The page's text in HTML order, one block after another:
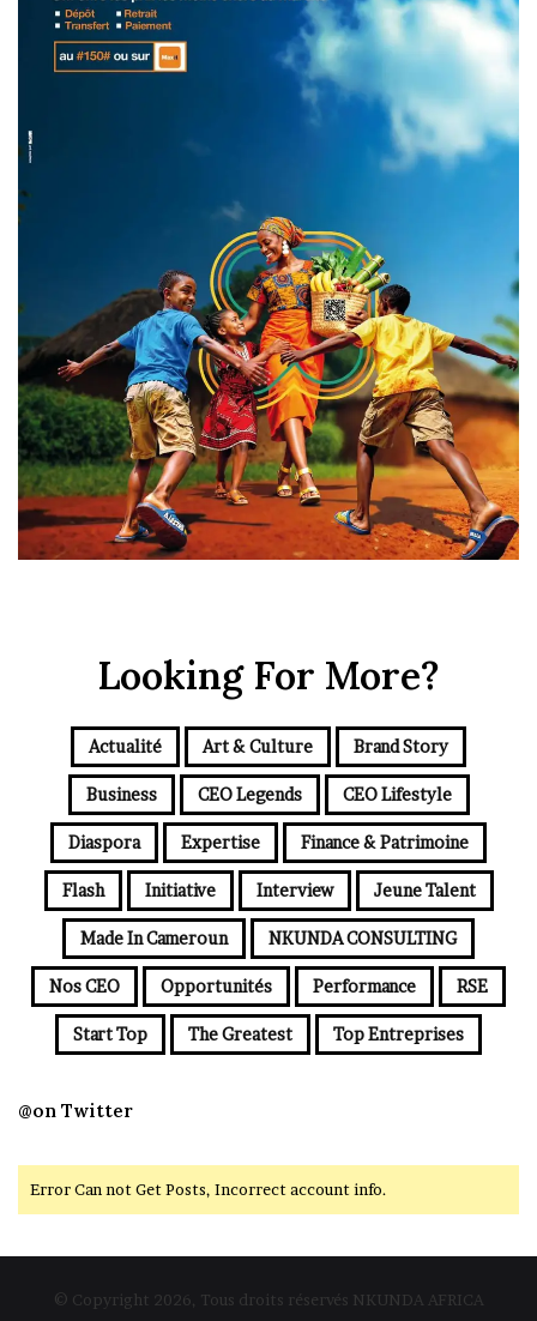
Looking For More?
Actualité Art & Culture Brand Story
Business CEO Legends CEO Lifestyle
Diaspora Expertise Finance & Patrimoine
Flash Initiative Interview Jeune Talent
Made In Cameroun NKUNDA CONSULTING
Nos CEO Opportunités Performance RSE
Start Top The Greatest Top Entreprises
@on Twitter
Error Can not Get Posts, Incorrect account info.
© Copyright 2026, Tous droits réservés NKUNDA AFRICA